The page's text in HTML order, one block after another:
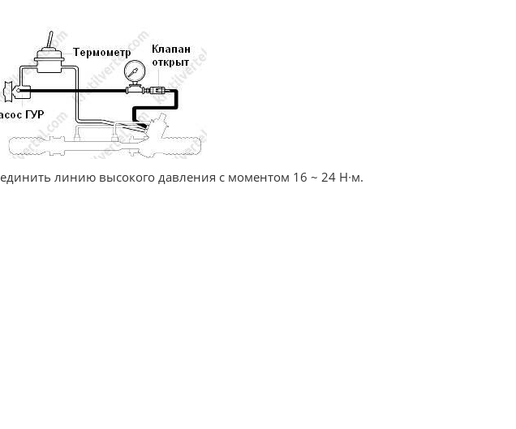
линию высокого давления с моментом 16 ~ 24 Н∙м.